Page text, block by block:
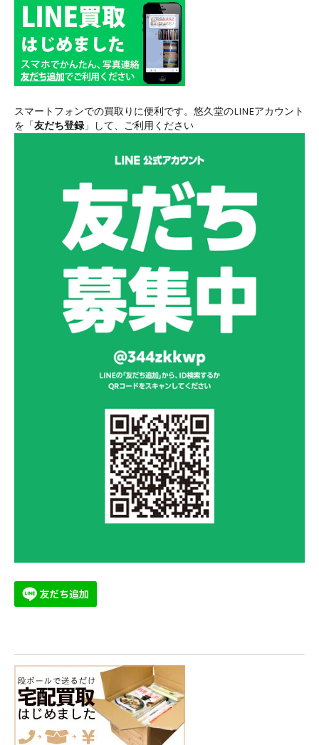
スマートフォンでの買取りに便利です。悠久堂のLINEアカウント
を「友だち登録 」して、ご利用ください